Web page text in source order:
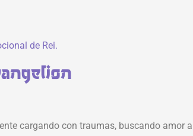
de Rei.
cargando con traumas, buscando amor a